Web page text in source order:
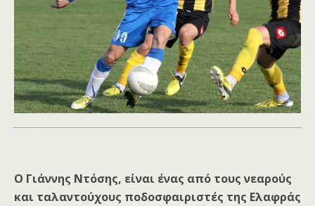
Ο Γιάννης Ντόσης, είναι ένας από τους νεαρούς
και ταλαντούχους ποδοσφαιριστές της Ελαφράς